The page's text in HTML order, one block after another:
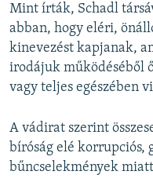
Mint írták, Schadl
abban, hogy eléri,
kinevezést kapjanak,
irodájuk működéséből
vagy teljes egészében
A vádirat szerint
bíróság elé korrupciós,
bűncselekmények